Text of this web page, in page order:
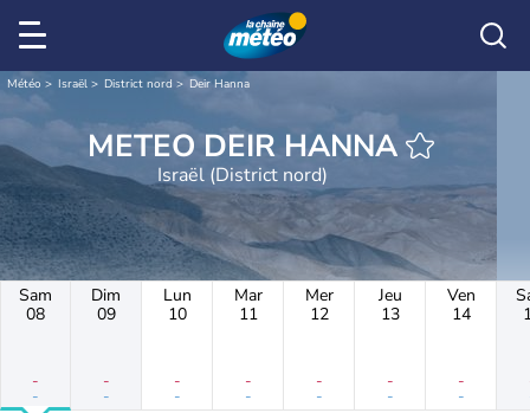
Météo Israël District nord Deir Hanna
METEO DEIR HANNA
Israël (District nord)
Sam
08
-
-
Dim
09
-
-
Lun
10
-
-
Mar
11
-
-
Mer
12
-
-
Jeu
13
-
-
Ven
14
-
-